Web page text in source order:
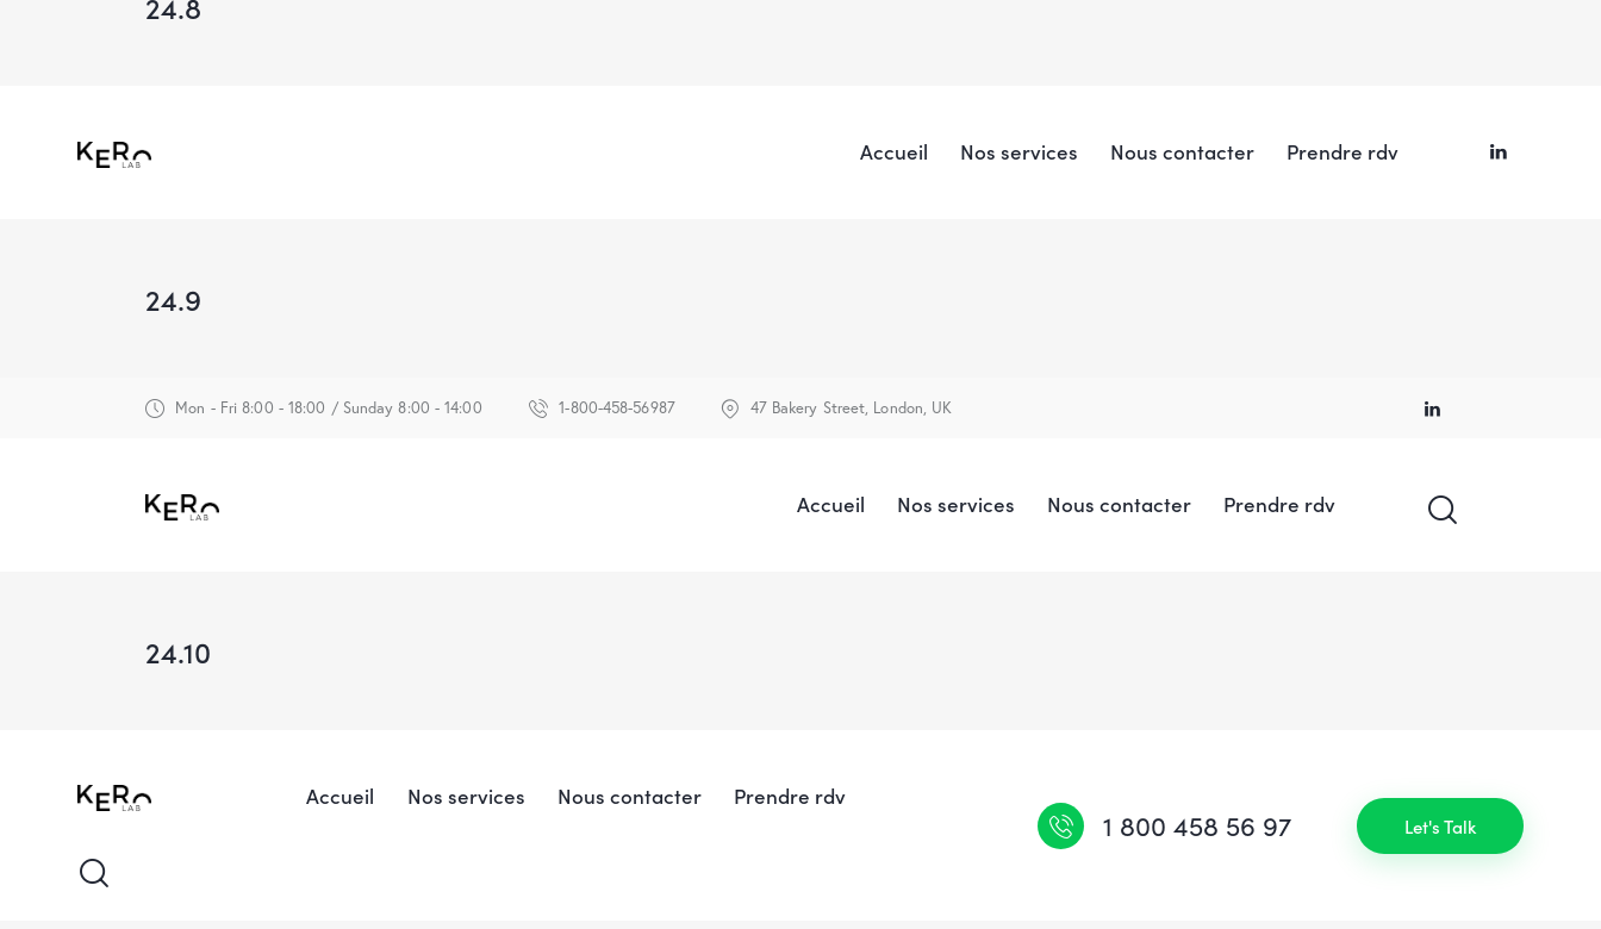
Accueil Nos services Nous contacter Prendre rdv
24.9
Mon - Fri 8:00 - 18:00 / Sunday 8:00 - 14:00 1-800-458-56987 47 Bakery Street, London, UK
Accueil Nos services Nous contacter Prendre rdv
24.10
Accueil Nos services Nous contacter Prendre rdv
1 800 458 56 97 Let's Talk